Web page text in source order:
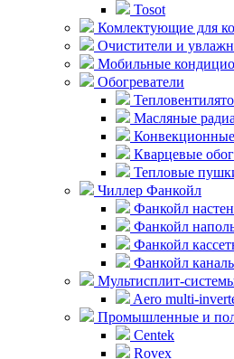
Tosot
Комлектующие для
Очистители и
Мобильные
Обогреватели
Масляные
Конвекционные
Кварцевые
Тепловые
Чиллер Фанкойл
Фанкойл
Фанкойл
Фанкойл
Фанкойл
Мультисплит-
Aero multi-
Промышленные и
Centek
Rovex